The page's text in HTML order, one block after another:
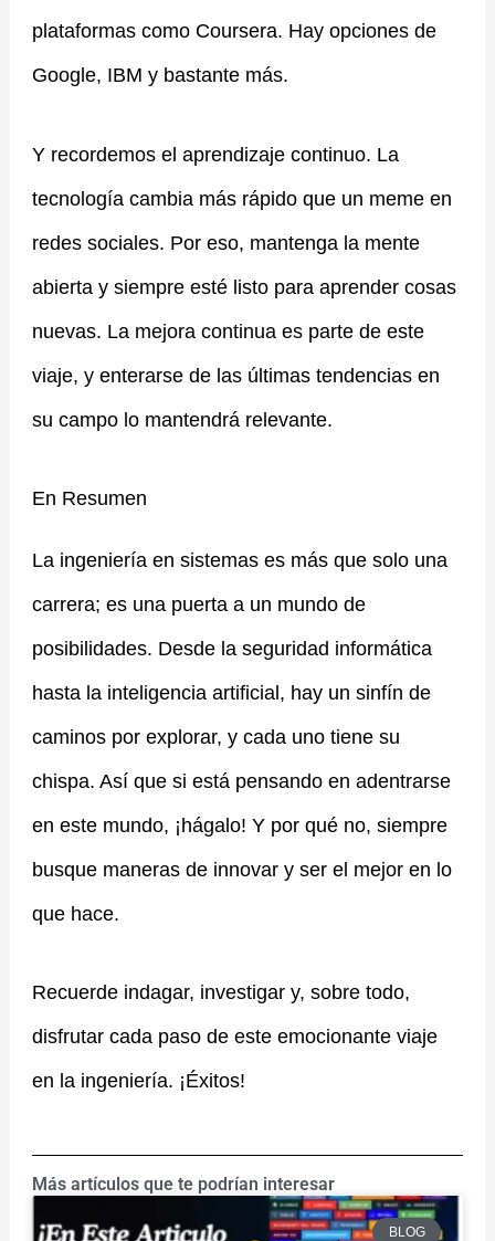
plataformas como Coursera. Hay opciones de
Google, IBM y bastante más.
Y recordemos el aprendizaje continuo. La
tecnología cambia más rápido que un meme en
redes sociales. Por eso, mantenga la mente
abierta y siempre esté listo para aprender cosas
nuevas. La mejora continua es parte de este
viaje, y enterarse de las últimas tendencias en
su campo lo mantendrá relevante.
En Resumen
La ingeniería en sistemas es más que solo una
carrera; es una puerta a un mundo de
posibilidades. Desde la seguridad informática
hasta la inteligencia artificial, hay un sinfín de
caminos por explorar, y cada uno tiene su
chispa. Así que si está pensando en adentrarse
en este mundo, ¡hágalo! Y por qué no, siempre
busque maneras de innovar y ser el mejor en lo
que hace.
Recuerde indagar, investigar y, sobre todo,
disfrutar cada paso de este emocionante viaje
en la ingeniería. ¡Éxitos!
Más artículos que te podrían interesar
BLOG